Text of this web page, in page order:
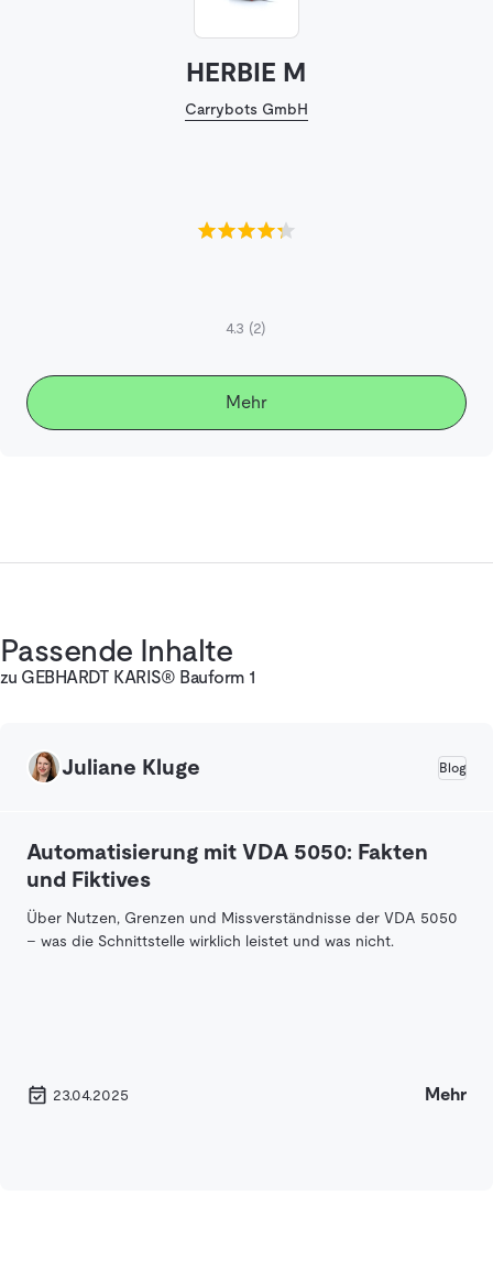
HERBIE M
Carrybots GmbH
4.3 (2)
Mehr
Passende Inhalte
zu GEBHARDT KARIS® Bauform 1
Juliane Kluge Blog
Automatisierung mit VDA 5050: Fakten
und Fiktives
Über Nutzen, Grenzen und Missverständnisse der VDA 5050
– was die Schnittstelle wirklich leistet und was nicht.
23.04.2025 Mehr